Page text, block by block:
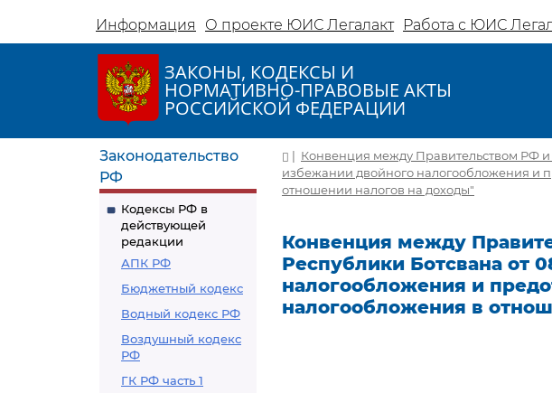
Информация О проекте ЮИС Легалакт Работа с ЮИС
ЗАКОНЫ, КОДЕКСЫ И
НОРМАТИВНО-ПРАВОВЫЕ АКТЫ
РОССИЙСКОЙ ФЕДЕРАЦИИ
Законодательство
РФ
Кодексы РФ в
действующей
редакции
АПК РФ
Бюджетный кодекс
Водный кодекс РФ
Воздушный кодекс
РФ
ГК РФ часть 1
| Конвенция между Правительством РФ и
избежании двойного налогообложения и
отношении налогов на доходы"
Конвенция между
Республики Ботсвана от
налогообложения и
налогообложения в